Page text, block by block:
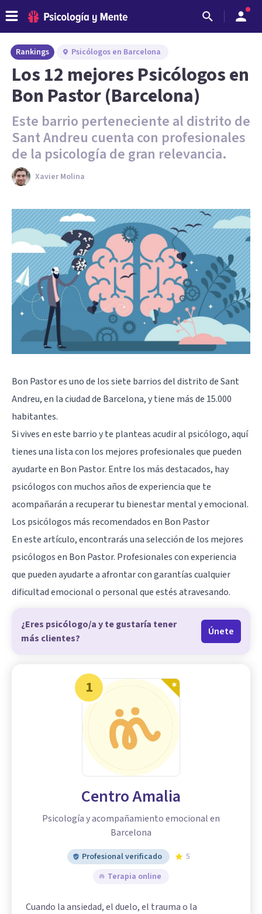
Rankings Psicólogos en Barcelona
Los 12 mejores Psicólogos en
Bon Pastor (Barcelona)
Este barrio perteneciente al distrito de
Sant Andreu cuenta con profesionales
de la psicología de gran relevancia.
Xavier Molina
Bon Pastor es uno de los siete barrios del distrito de Sant
Andreu, en la ciudad de Barcelona, y tiene más de 15.000
habitantes.
Si vives en este barrio y te planteas acudir al psicólogo, aquí
tienes una lista con los mejores profesionales que pueden
ayudarte en Bon Pastor. Entre los más destacados, hay
psicólogos con muchos años de experiencia que te
acompañarán a recuperar tu bienestar mental y emocional.
Los psicólogos más recomendados en Bon Pastor
En este artículo, encontrarás una selección de los mejores
psicólogos en Bon Pastor. Profesionales con experiencia
que pueden ayudarte a afrontar con garantías cualquier
dificultad emocional o personal que estés atravesando.
¿Eres psicólogo/a y te gustaría tener
más clientes?
Únete
1
Centro Amalia
Psicología y acompañamiento emocional en
Barcelona
Profesional verificado
5
Terapia online
Cuando la ansiedad, el duelo, el trauma o la